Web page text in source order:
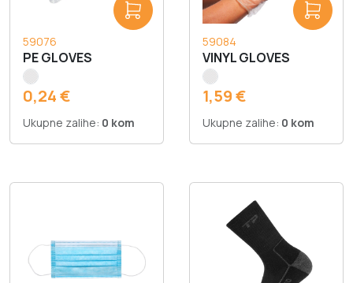
59076
PE GLOVES
0,24 €
Ukupne zalihe: 0 kom
59084
VINYL GLOVES
1,59 €
Ukupne zalihe: 0 kom